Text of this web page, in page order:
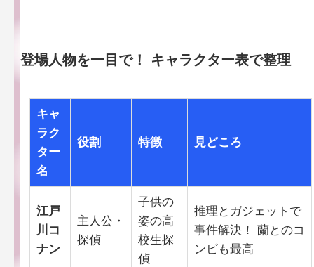
登場人物を一目で！ キャラクター表で整理
キャ
ラク
ター
名
役割 特徴 見どころ
江戸
川コ
ナン
主人公・
探偵
子供の
姿の高
校生探
偵
推理とガジェットで
事件解決！ 蘭とのコ
ンビも最高